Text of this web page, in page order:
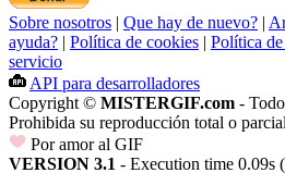
Sobre nosotros | Que hay de nuevo? |
ayuda? | Política de cookies | Política
servicio
API para desarrolladores
Copyright © MISTERGIF.com -
Prohibida su reproducción total o
Por amor al GIF
VERSION 3.1 - Execution time 0.09s